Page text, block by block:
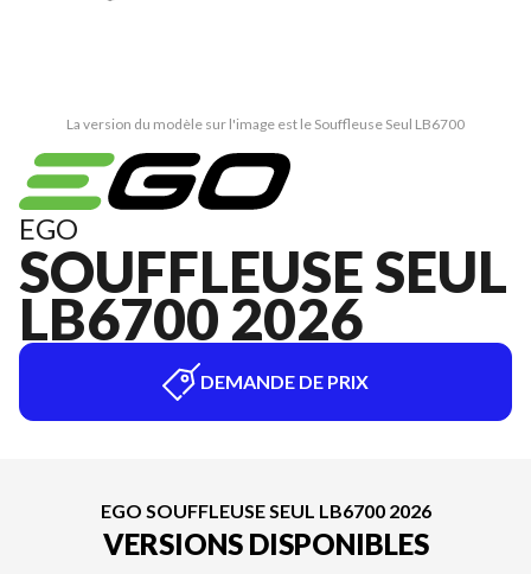
La version du modèle sur l'image est le Souffleuse Seul LB6700
EGO
SOUFFLEUSE SEUL
LB6700 2026
DEMANDE DE PRIX
EGO SOUFFLEUSE SEUL LB6700 2026
VERSIONS DISPONIBLES